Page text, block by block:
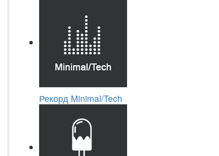
Рекорд Minimal/Tech